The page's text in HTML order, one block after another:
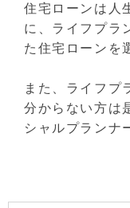
住宅ローンは人
に、ライフプラ
た住宅ローンを
また、ライフプ
分からない方は
シャルプランナ